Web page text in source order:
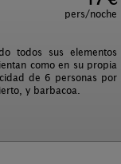
pers/noche
todos sus elementos
como en su propia
de 6 personas por
y barbacoa.